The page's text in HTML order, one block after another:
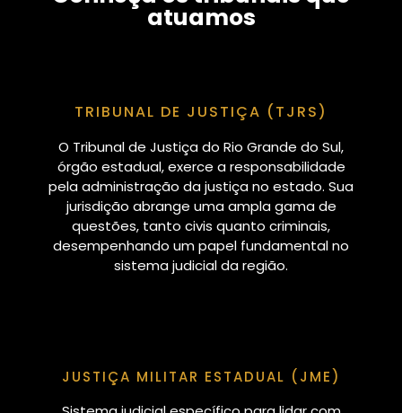
atuamos
TRIBUNAL DE JUSTIÇA (TJRS)
O Tribunal de Justiça do Rio Grande do Sul,
órgão estadual, exerce a responsabilidade
pela administração da justiça no estado. Sua
jurisdição abrange uma ampla gama de
questões, tanto civis quanto criminais,
desempenhando um papel fundamental no
sistema judicial da região.
JUSTIÇA MILITAR ESTADUAL (JME)